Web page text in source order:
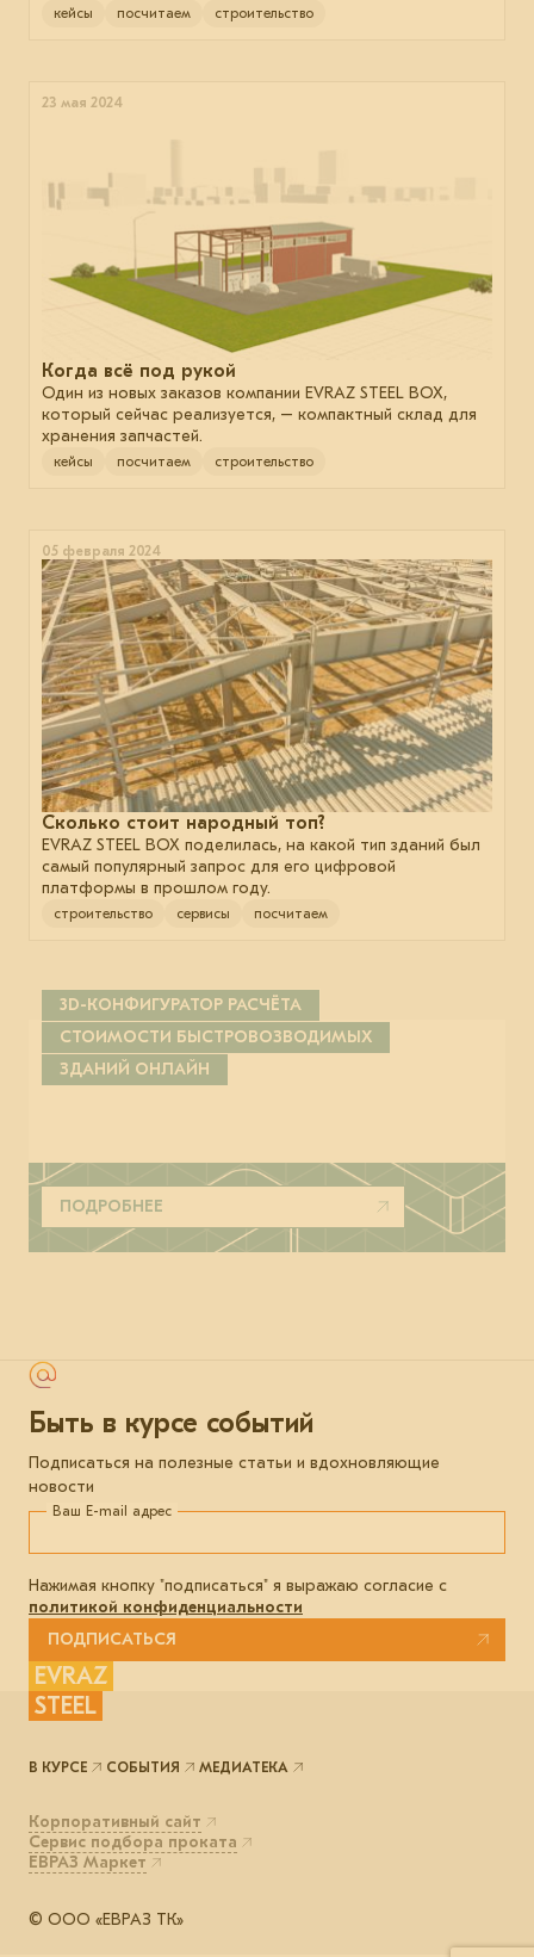
кейсы посчитаем строительство
23 мая 2024
Когда всё под рукой
Один из новых заказов компании EVRAZ STEEL BOX,
который сейчас реализуется, – компактный склад для
хранения запчастей.
кейсы посчитаем строительство
05 февраля 2024
Сколько стоит народный топ?
EVRAZ STEEL BOX поделилась, на какой тип зданий был
самый популярный запрос для его цифровой
платформы в прошлом году.
строительство сервисы посчитаем
3D-КОНФИГУРАТОР РАСЧЁТА
СТОИМОСТИ БЫСТРОВОЗВОДИМЫХ
ЗДАНИЙ ОНЛАЙН
ПОДРОБНЕЕ
Быть в курсе событий
Подписаться на полезные статьи и вдохновляющие
новости
Ваш E-mail адрес
Нажимая кнопку "подписаться" я выражаю согласие с
политикой конфиденциальности
ПОДПИСАТЬСЯ
EVRAZ
STEEL
© ООО «ЕВРАЗ ТК»
Корпоративный сайт
Сервис подбора проката
ЕВРАЗ Маркет
В КУРСЕ СОБЫТИЯ МЕДИАТЕКА